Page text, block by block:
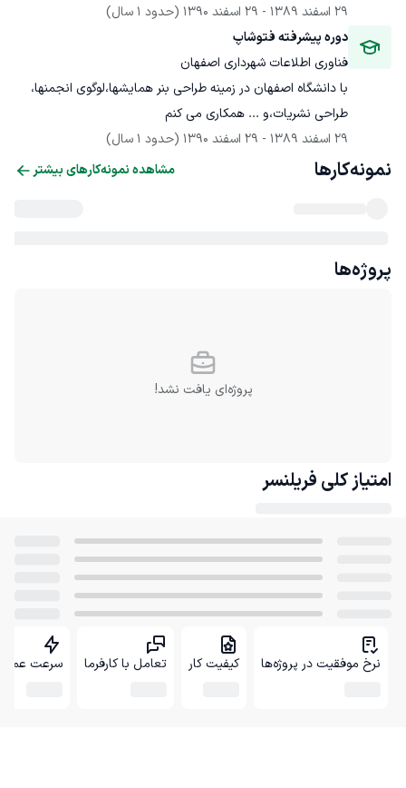
29 اسفند 1389
- 29 اسفند 1390
(حدود 1 سال)
دوره پیشرفته فتوشاپ
فناوری اطلاعات شهرداری اصفهان
با دانشگاه اصفهان در زمینه طراحی بنر همایشها،لوگوی انجمنها،
طراحی نشریات،و ... همکاری می کنم
29 اسفند 1389
- 29 اسفند 1390 (حدود 1 سال)
نمونه‌کارها مشاهده نمونه‌کارهای بیشتر
پروژه‌ها
پروژه‌ای یافت نشد!
امتیاز کلی فریلنسر
نرخ موفقیت در پروژه‌ها کیفیت کار تعامل با کارفرما سرعت عمل